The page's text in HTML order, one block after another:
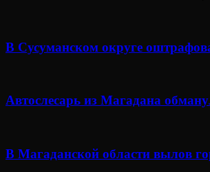
В Сусуманском округе
Автослесарь из Магадана
В Магаданской области вылов